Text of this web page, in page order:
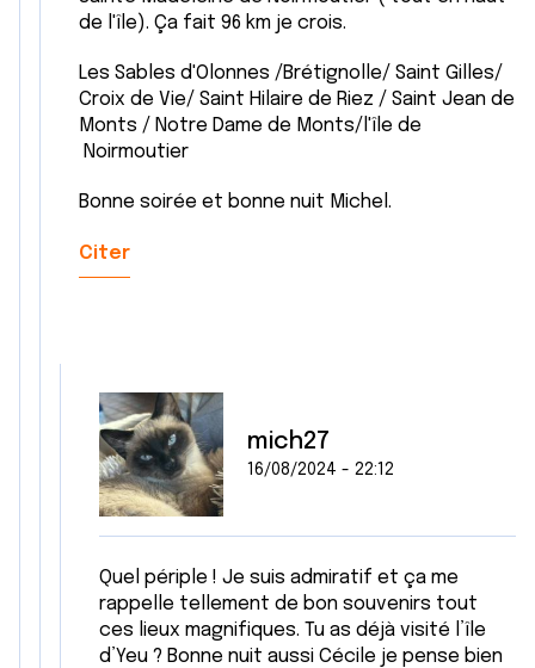
de l'île). Ça fait 96 km je crois.
Les Sables d'Olonnes /Brétignolle/ Saint Gilles/
Croix de Vie/ Saint Hilaire de Riez / Saint Jean de
Monts / Notre Dame de Monts/l'île de
Noirmoutier
Bonne soirée et bonne nuit Michel.
Citer
mich27
16/08/2024 - 22:12
Quel périple ! Je suis admiratif et ça me
rappelle tellement de bon souvenirs tout
ces lieux magnifiques. Tu as déjà visité l’île
d’Yeu ? Bonne nuit aussi Cécile je pense bien